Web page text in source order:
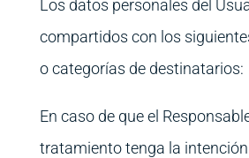
Los datos personales del
compartidos con los
o categorías de destinatarios:
En caso de que el
tratamiento tenga la